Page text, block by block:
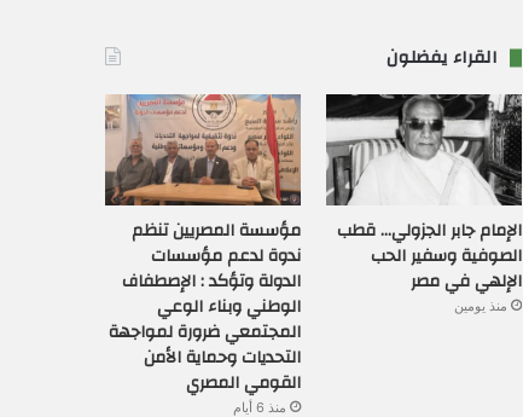
القراء يفضلون
الإمام جابر الجزولي… قطب
الصوفية وسفير الحب
الإلهي في مصر
منذ يومين
مؤسسة المصريين تنظم
ندوة لدعم مؤسسات
الدولة وتؤكد : الإصطفاف
الوطني وبناء الوعي
المجتمعي ضرورة لمواجهة
التحديات وحماية الأمن
القومي المصري
منذ 6 أيام